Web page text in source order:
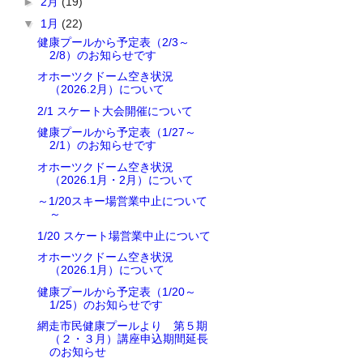
▼ 1月 (22)
健康プールから予定表（2/3～
2/8）のお知らせです
オホーツクドーム空き状況
（2026.2月）について
2/1 スケート大会開催について
健康プールから予定表（1/27～
2/1）のお知らせです
オホーツクドーム空き状況
（2026.1月・2月）について
～1/20スキー場営業中止について
～
1/20 スケート場営業中止について
オホーツクドーム空き状況
（2026.1月）について
健康プールから予定表（1/20～
1/25）のお知らせです
網走市民健康プールより 第５期
（２・３月）講座申込期間延長
のお知らせ